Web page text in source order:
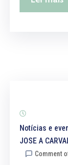
Notícias e
JOSE A
Comment